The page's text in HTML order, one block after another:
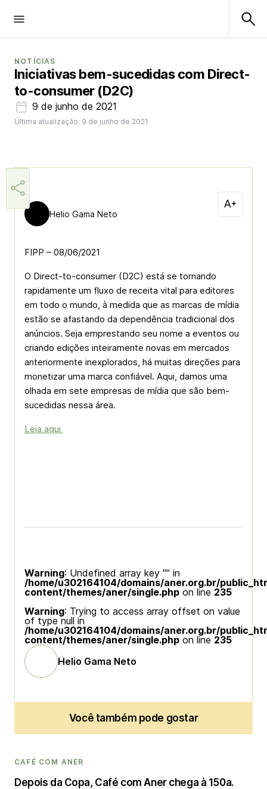
NOTÍCIAS
Iniciativas bem-sucedidas com Direct-
to-consumer (D2C)
9 de junho de 2021
Última atualização: 9 de junho de 2021
Helio Gama Neto
FIPP – 08/06/2021
O Direct-to-consumer (D2C) está se tornando
rapidamente um fluxo de receita vital para editores
em todo o mundo, à medida que as marcas de mídia
estão se afastando da dependência tradicional dos
anúncios. Seja emprestando seu nome a eventos ou
criando edições inteiramente novas em mercados
anteriormente inexplorados, há muitas direções para
monetizar uma marca confiável. Aqui, damos uma
olhada em sete empresas de mídia que são bem-
sucedidas nessa área.
Leia aqui
Warning: Undefined array key "" in
/home/u302164104/domains/aner.org.br/
content/themes/aner/single.php on line 235
Warning: Trying to access array offset on value
of type null in
/home/u302164104/domains/aner.org.br/
content/themes/aner/single.php on line 235
Helio Gama Neto
Você também pode gostar
CAFÉ COM ANER
Depois da Copa, Café com Aner chega à 150a.